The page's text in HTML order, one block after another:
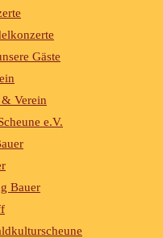
Gäste
Verein
e.V.
Bauer